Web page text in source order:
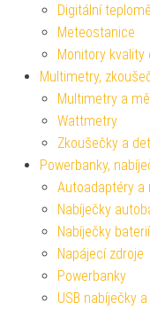
Digitální
Meteostanice
Monitory kvality
Multimetry,
Multimetry a
Wattmetry
Zkoušečky a
Powerbanky,
Autoadaptéry a
Nabíječky
Nabíječky baterií
Napájecí zdroje
Powerbanky
USB nabíječky